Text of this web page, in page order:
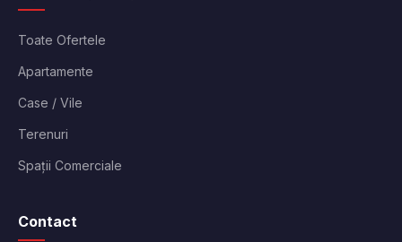
Toate Ofertele
Apartamente
Case / Vile
Terenuri
Spații Comerciale
Contact